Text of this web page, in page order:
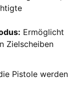
Ermöglicht
Zielscheiben
Pistole werden